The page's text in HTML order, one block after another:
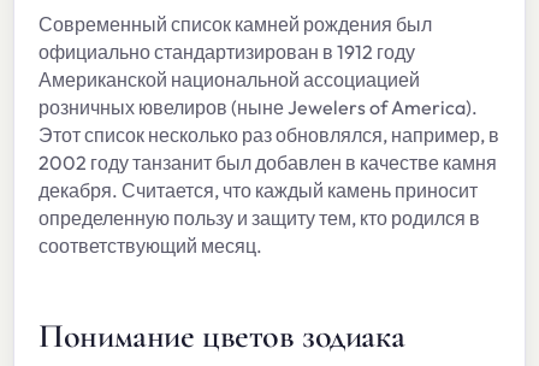
Современный список камней рождения был
официально стандартизирован в 1912 году
Американской национальной ассоциацией
розничных ювелиров (ныне Jewelers of America).
Этот список несколько раз обновлялся, например, в
2002 году танзанит был добавлен в качестве камня
декабря. Считается, что каждый камень приносит
определенную пользу и защиту тем, кто родился в
соответствующий месяц.
Понимание цветов зодиака